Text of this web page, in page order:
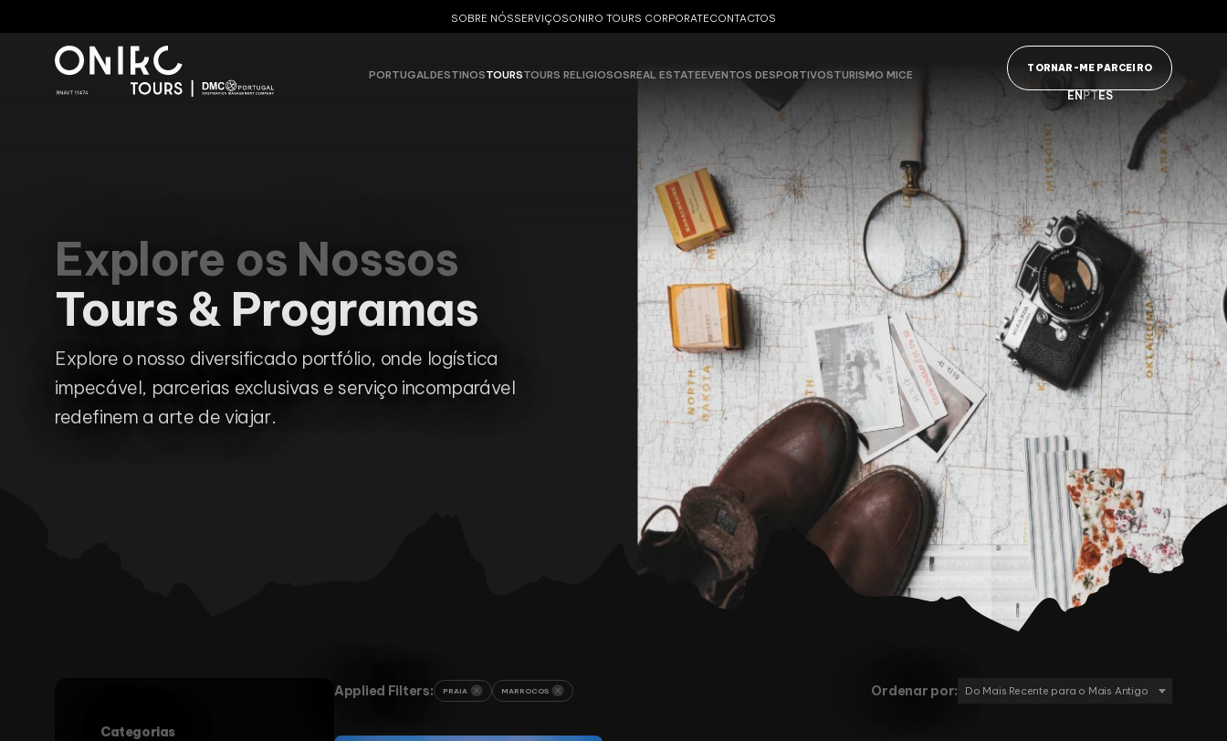
SOBRE NÓSSERVIÇOSONIRO TOURS CORPORATECONTACTOS
PORTUGALDESTINOSTOURSTOURS RELIGIOSOSREAL ESTATEEVENTOS DESPORTIVOSTURISMO MICE
ENPT ES
TORNAR-ME PARCEIRO
Explore os Nossos
Tours & Programas
Explore o nosso diversificado portfólio, onde logística
impecável, parcerias exclusivas e serviço incomparável
redefinem a arte de viajar.
Categorias
Applied Filters: PRAIA MARROCOS Ordenar por: Do Mais Recente para o Mais Antigo